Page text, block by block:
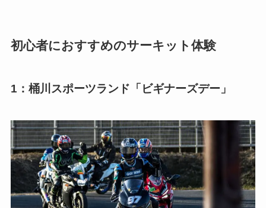
初心者におすすめのサーキット体験
1：桶川スポーツランド「ビギナーズデー」